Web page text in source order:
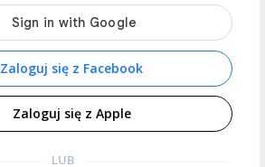
Zaloguj się z Facebook
Zaloguj się z Apple
LUB